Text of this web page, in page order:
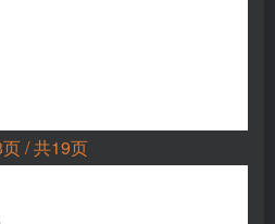
/ 共19页